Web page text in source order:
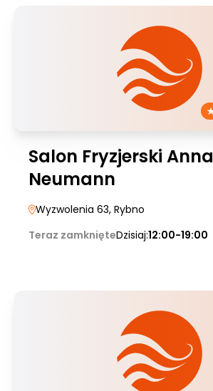
Salon Fryzjerski Anna
Neumann
Wyzwolenia 63, Rybno
Teraz zamknięteDzisiaj:12:00-19:00